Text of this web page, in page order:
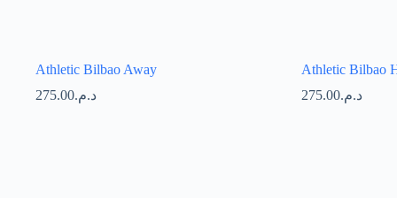
Athletic Bilbao Away
د.م.275.00
Athletic Bilbao
د.م.275.00